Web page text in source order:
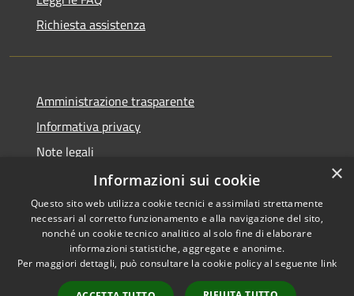
Richiesta assistenza
Amministrazione trasparente
Informativa privacy
Note legali
Dichiarazione di accessibilità
RSS
Accessibilità
Copyright © 2026 • Comune di
×
Informazioni sui cookie
Questo sito web utilizza cookie tecnici e assimilati strettamente
necessari al corretto funzionamento e alla navigazione del sito,
nonché un cookie tecnico analitico al solo fine di elaborare
informazioni statistiche, aggregate e anonime.
Per maggiori dettagli, può consultare la cookie policy al seguente link